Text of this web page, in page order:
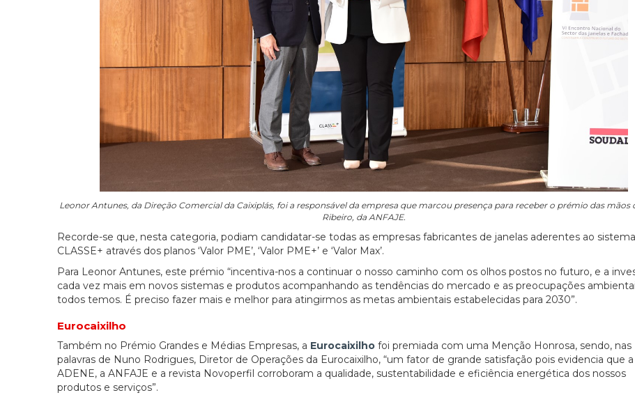
Leonor Antunes, da Direção Comercial da Caixiplás, foi a responsável da empresa que marcou presença para receber o prémio das mãos
Ribeiro, da ANFAJE.
Recorde-se que, nesta categoria, podiam candidatar-se todas as empresas fabricantes de janelas aderentes ao sistema
CLASSE+ através dos planos ‘Valor PME’, ‘Valor PME+’ e ‘Valor Max’.
Para Leonor Antunes, este prémio “incentiva-nos a continuar o nosso caminho com os olhos postos no futuro, e a
cada vez mais em novos sistemas e produtos acompanhando as tendências do mercado e as preocupações
todos temos. É preciso fazer mais e melhor para atingirmos as metas ambientais estabelecidas para 2030”.
Eurocaixilho
Também no Prémio Grandes e Médias Empresas, a Eurocaixilho foi premiada com uma Menção Honrosa, sendo, nas
palavras de Nuno Rodrigues, Diretor de Operações da Eurocaixilho, “um fator de grande satisfação pois evidencia que a
ADENE, a ANFAJE e a revista Novoperfil corroboram a qualidade, sustentabilidade e eficiência energética dos nossos
produtos e serviços”.